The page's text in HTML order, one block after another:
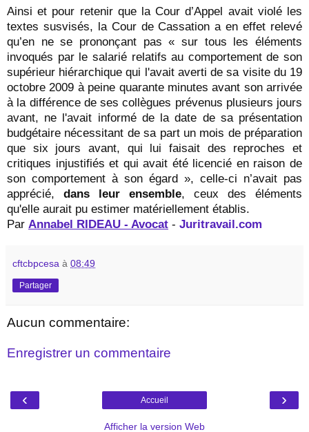
Ainsi et pour retenir que la Cour d’Appel avait violé les
textes susvisés, la Cour de Cassation a en effet relevé
qu’en ne se prononçant pas « sur tous les éléments
invoqués par le salarié relatifs au comportement de son
supérieur hiérarchique qui l'avait averti de sa visite du 19
octobre 2009 à peine quarante minutes avant son arrivée
à la différence de ses collègues prévenus plusieurs jours
avant, ne l'avait informé de la date de sa présentation
budgétaire nécessitant de sa part un mois de préparation
que six jours avant, qui lui faisait des reproches et
critiques injustifiés et qui avait été licencié en raison de
son comportement à son égard », celle-ci n’avait pas
apprécié, dans leur ensemble, ceux des éléments
qu'elle aurait pu estimer matériellement établis.
Par Annabel RIDEAU - Avocat - Juritravail.com
cftcbpcesa à 08:49
Partager
Aucun commentaire:
Enregistrer un commentaire
‹ ›
Accueil
Afficher la version Web